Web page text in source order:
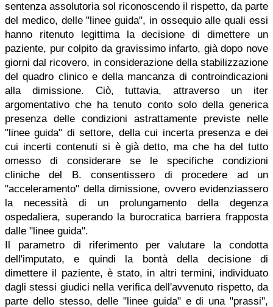
sentenza assolutoria sol riconoscendo il rispetto, da parte
del medico, delle "linee guida", in ossequio alle quali essi
hanno ritenuto legittima la decisione di dimettere un
paziente, pur colpito da gravissimo infarto, già dopo nove
giorni dal ricovero, in considerazione della stabilizzazione
del quadro clinico e della mancanza di controindicazioni
alla dimissione. Ciò, tuttavia, attraverso un iter
argomentativo che ha tenuto conto solo della generica
presenza delle condizioni astrattamente previste nelle
"linee guida" di settore, della cui incerta presenza e dei
cui incerti contenuti si è già detto, ma che ha del tutto
omesso di considerare se le specifiche condizioni
cliniche del B. consentissero di procedere ad un
"acceleramento" della dimissione, ovvero evidenziassero
la necessità di un prolungamento della degenza
ospedaliera, superando la burocratica barriera frapposta
dalle "linee guida".
Il parametro di riferimento per valutare la condotta
dell'imputato, e quindi la bontà della decisione di
dimettere il paziente, è stato, in altri termini, individuato
dagli stessi giudici nella verifica dell'avvenuto rispetto, da
parte dello stesso, delle "linee guida" e di una "prassi",